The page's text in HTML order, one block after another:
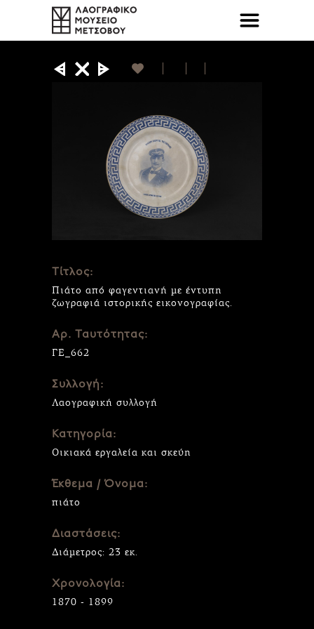
Τίτλος:
Πιάτο από φαγεντιανή με έντυπη
ζωγραφιά ιστορικής εικονογραφίας.
Αρ. Ταυτότητας:
ΓΕ_662
Συλλογή:
Λαογραφική συλλογή
Κατηγορία:
Οικιακά εργαλεία και σκεύη
Έκθεμα / Όνομα:
πιάτο
Διαστάσεις:
Διάμετρος: 23 εκ.
Χρονολογία:
1870 - 1899